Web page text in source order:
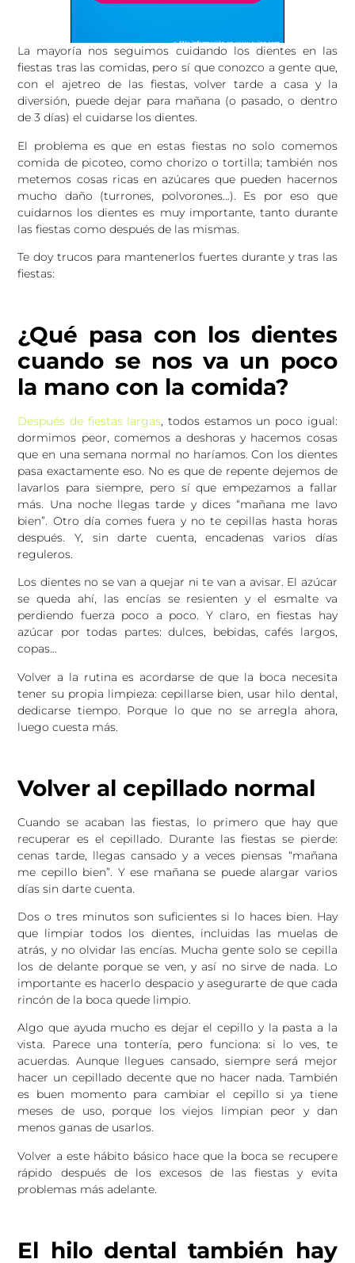
La mayoría nos seguimos cuidando los dientes en las
fiestas tras las comidas, pero sí que conozco a gente que,
con el ajetreo de las fiestas, volver tarde a casa y la
diversión, puede dejar para mañana (o pasado, o dentro
de 3 días) el cuidarse los dientes.
El problema es que en estas fiestas no solo comemos
comida de picoteo, como chorizo o tortilla; también nos
metemos cosas ricas en azúcares que pueden hacernos
mucho daño (turrones, polvorones…). Es por eso que
cuidarnos los dientes es muy importante, tanto durante
las fiestas como después de las mismas.
Te doy trucos para mantenerlos fuertes durante y tras las
fiestas:
¿Qué pasa con los dientes
cuando se nos va un poco
la mano con la comida?
Después de fiestas largas, todos estamos un poco igual:
dormimos peor, comemos a deshoras y hacemos cosas
que en una semana normal no haríamos. Con los dientes
pasa exactamente eso. No es que de repente dejemos de
lavarlos para siempre, pero sí que empezamos a fallar
más. Una noche llegas tarde y dices “mañana me lavo
bien”. Otro día comes fuera y no te cepillas hasta horas
después. Y, sin darte cuenta, encadenas varios días
reguleros.
Los dientes no se van a quejar ni te van a avisar. El azúcar
se queda ahí, las encías se resienten y el esmalte va
perdiendo fuerza poco a poco. Y claro, en fiestas hay
azúcar por todas partes: dulces, bebidas, cafés largos,
copas…
Volver a la rutina es acordarse de que la boca necesita
tener su propia limpieza: cepillarse bien, usar hilo dental,
dedicarse tiempo. Porque lo que no se arregla ahora,
luego cuesta más.
Volver al cepillado normal
Cuando se acaban las fiestas, lo primero que hay que
recuperar es el cepillado. Durante las fiestas se pierde:
cenas tarde, llegas cansado y a veces piensas “mañana
me cepillo bien”. Y ese mañana se puede alargar varios
días sin darte cuenta.
Dos o tres minutos son suficientes si lo haces bien. Hay
que limpiar todos los dientes, incluidas las muelas de
atrás, y no olvidar las encías. Mucha gente solo se cepilla
los de delante porque se ven, y así no sirve de nada. Lo
importante es hacerlo despacio y asegurarte de que cada
rincón de la boca quede limpio.
Algo que ayuda mucho es dejar el cepillo y la pasta a la
vista. Parece una tontería, pero funciona: si lo ves, te
acuerdas. Aunque llegues cansado, siempre será mejor
hacer un cepillado decente que no hacer nada. También
es buen momento para cambiar el cepillo si ya tiene
meses de uso, porque los viejos limpian peor y dan
menos ganas de usarlos.
Volver a este hábito básico hace que la boca se recupere
rápido después de los excesos de las fiestas y evita
problemas más adelante.
El hilo dental también hay